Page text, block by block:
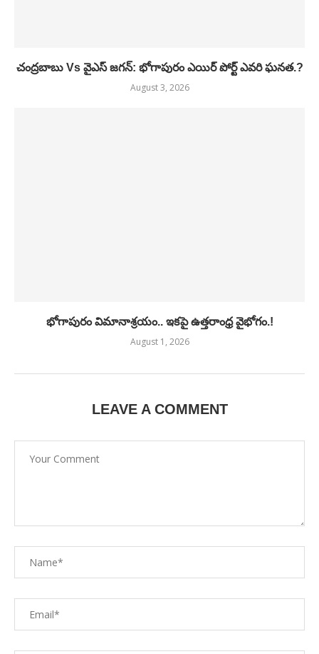
చంద్రబాబు Vs వైఎస్ జగన్: భోగాపురం ఎయిర్ పోర్ట్ ఎవరి ఘనత.?
August 3, 2026
భోగాపురం విమానాశ్రయం.. ఇకపై ఉత్తరాంధ్ర వైభోగం.!
August 1, 2026
LEAVE A COMMENT